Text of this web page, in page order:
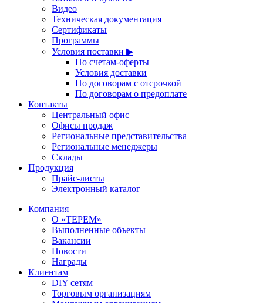
Видео
Техническая документация
Сертификаты
Программы
Условия поставки ▶
По счетам-оферты
Условия доставки
По договорам с отсрочкой
По договорам о предоплате
Контакты
Центральный офис
Офисы продаж
Региональные представительства
Региональные менеджеры
Склады
Продукция
Прайс-листы
Электронный каталог
Компания
О «ТЕРЕМ»
Выполненные объекты
Вакансии
Новости
Награды
Клиентам
DIY сетям
Торговым организациям